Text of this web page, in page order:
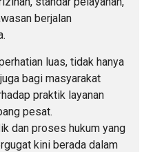
berjalan
luas, tidak hanya
bagi masyarakat
praktik layanan
pesat.
dan proses hukum yang
kini berada dalam